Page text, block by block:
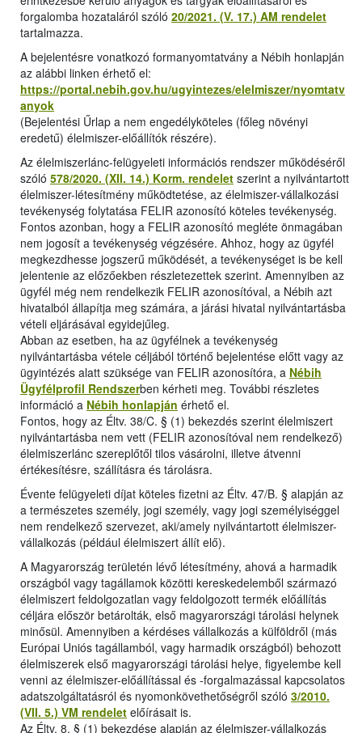
forgalomba hozataláról szóló 20/2021. (V. 17.) AM rendelet
tartalmazza.
A bejelentésre vonatkozó formanyomtatvány a Nébih honlapján
az alábbi linken érhető el:
https://portal.nebih.gov.hu/ugyintezes/elelmiszer/nyomtatv
anyok
(Bejelentési Űrlap a nem engedélyköteles (főleg növényi
eredetű) élelmiszer-előállítók részére).
Az élelmiszerlánc-felügyeleti információs rendszer működéséről
szóló 578/2020. (XII. 14.) Korm. rendelet szerint a nyilvántartott
élelmiszer-létesítmény működtetése, az élelmiszer-vállalkozási
tevékenység folytatása FELIR azonosító köteles tevékenység.
Fontos azonban, hogy a FELIR azonosító megléte önmagában
nem jogosít a tevékenység végzésére. Ahhoz, hogy az ügyfél
megkezdhesse jogszerű működését, a tevékenységet is be kell
jelentenie az előzőekben részletezettek szerint. Amennyiben az
ügyfél még nem rendelkezik FELIR azonosítóval, a Nébih azt
hivatalból állapítja meg számára, a járási hivatal nyilvántartásba
vételi eljárásával egyidejűleg.
Abban az esetben, ha az ügyfélnek a tevékenység
nyilvántartásba vétele céljából történő bejelentése előtt vagy az
ügyintézés alatt szüksége van FELIR azonosítóra, a Nébih
Ügyfélprofil Rendszerben kérheti meg. További részletes
információ a Nébih honlapján érhető el.
Fontos, hogy az Éltv. 38/C. § (1) bekezdés szerint élelmiszert
nyilvántartásba nem vett (FELIR azonosítóval nem rendelkező)
élelmiszerlánc szereplőtől tilos vásárolni, illetve átvenni
értékesítésre, szállításra és tárolásra.
Évente felügyeleti díjat köteles fizetni az Éltv. 47/B. § alapján az
a természetes személy, jogi személy, vagy jogi személyiséggel
nem rendelkező szervezet, aki/amely nyilvántartott élelmiszer-
vállalkozás (például élelmiszert állít elő).
A Magyarország területén lévő létesítmény, ahová a harmadik
országból vagy tagállamok közötti kereskedelemből származó
élelmiszert feldolgozatlan vagy feldolgozott termék előállítás
céljára először betárolták, első magyarországi tárolási helynek
minősül. Amennyiben a kérdéses vállalkozás a külföldről (más
Európai Uniós tagállamból, vagy harmadik országból) behozott
élelmiszerek első magyarországi tárolási helye, figyelembe kell
venni az élelmiszer-előállítással és -forgalmazással kapcsolatos
adatszolgáltatásról és nyomonkövethetőségről szóló 3/2010.
(VII. 5.) VM rendelet előírásait is.
Az Éltv. 8. § (1) bekezdése alapján az élelmiszer-vállalkozás